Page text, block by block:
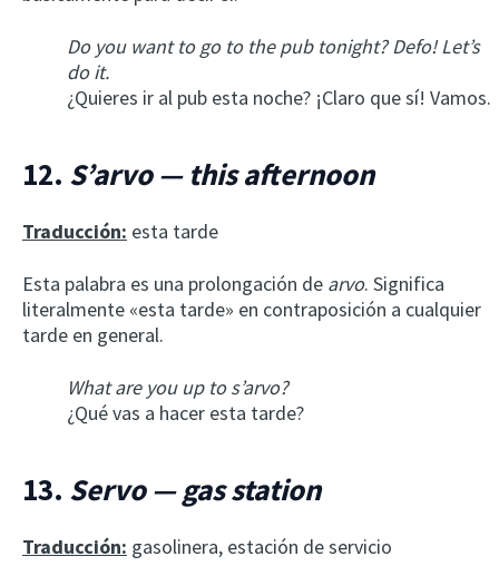
Do you want to go to the pub tonight? Defo! Let’s
do it.
¿Quieres ir al pub esta noche? ¡Claro que sí! Vamos.
12. S’arvo — this afternoon
Traducción: esta tarde
Esta palabra es una prolongación de arvo. Significa
literalmente «esta tarde» en contraposición a cualquier
tarde en general.
What are you up to s’arvo?
¿Qué vas a hacer esta tarde?
13. Servo — gas station
Traducción: gasolinera, estación de servicio